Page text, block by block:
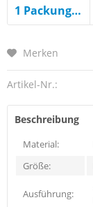
Merken
Artikel-Nr.:
Beschreibung
Material:
Größe:
Ausführung: